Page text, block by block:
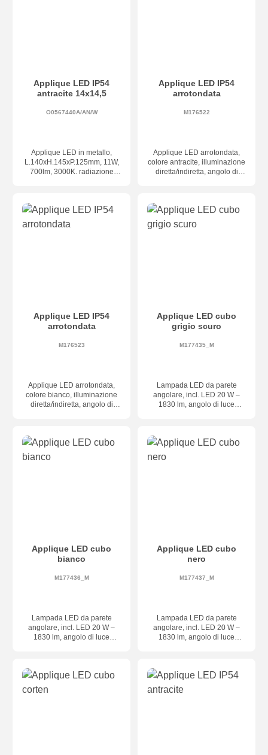
Applique LED IP54
antracite 14x14,5
O0567440A/AN/W
Applique LED in metallo,
L.140xH.145xP.125mm, 11W,
700lm, 3000K. radiazione
Applique LED IP54
arrotondata
M176522
Applique LED arrotondata,
colore antracite, illuminazione
diretta/indiretta, angolo di
protezione IP54, dimensioni
136 x 116 x 100 mm
Applique LED IP54
arrotondata
M176523
Applique LED arrotondata,
colore bianco, illuminazione
diretta/indiretta, angolo di
protezione IP54, dimensioni
Applique LED cubo
grigio scuro
M177435_M
Lampada LED da parete
angolare, incl. LED 20 W –
1830 lm, angolo di luce
IP65, dimmerabile a taglio di
Applique LED cubo
bianco
M177436_M
Lampada LED da parete
angolare, incl. LED 20 W –
1830 lm, angolo di luce
IP65, dimmerabile a taglio di
Applique LED cubo
nero
M177437_M
Lampada LED da parete
angolare, incl. LED 20 W –
1830 lm, angolo di luce
IP65, dimmerabile a taglio di